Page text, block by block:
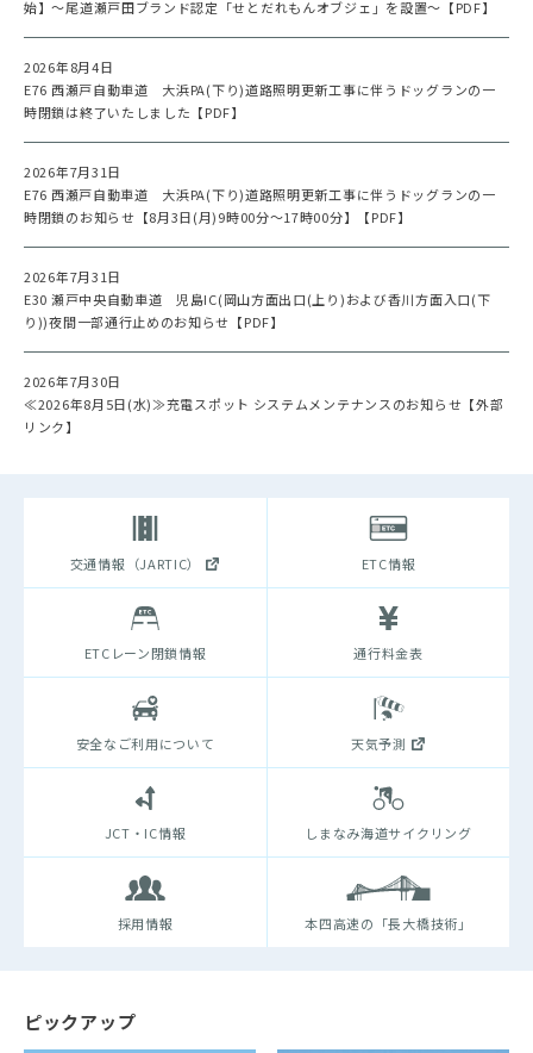
始】～尾道瀬戸田ブランド認定「せとだれもんオブジェ」を設置～【PDF】
2026年8月4日
E76 西瀬戸自動車道 大浜PA(下り)道路照明更新工事に伴うドッグランの一
時閉鎖は終了いたしました【PDF】
2026年7月31日
E76 西瀬戸自動車道 大浜PA(下り)道路照明更新工事に伴うドッグランの一
時閉鎖のお知らせ【8月3日(月)9時00分～17時00分】【PDF】
2026年7月31日
E30 瀬戸中央自動車道 児島IC(岡山方面出口(上り)および香川方面入口(下
り))夜間一部通行止めのお知らせ【PDF】
2026年7月30日
≪2026年8月5日(水)≫充電スポット システムメンテナンスのお知らせ【外部
リンク】
交通情報（JARTIC） ETC情報
ETCレーン閉鎖情報 通行料金表
安全なご利用について 天気予測
JCT・IC情報 しまなみ海道サイクリング
採用情報 本四高速の「長大橋技術」
ピックアップ